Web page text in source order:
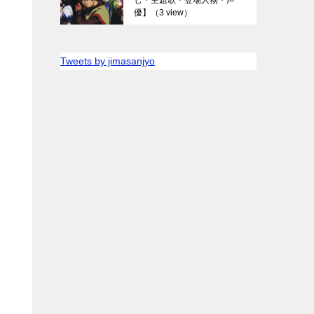
優】
（3 view）
Tweets by jimasanjyo